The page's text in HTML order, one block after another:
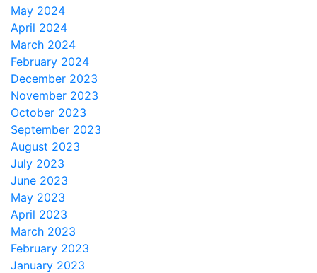
May 2024
April 2024
March 2024
February 2024
December 2023
November 2023
October 2023
September 2023
August 2023
July 2023
June 2023
May 2023
April 2023
March 2023
February 2023
January 2023